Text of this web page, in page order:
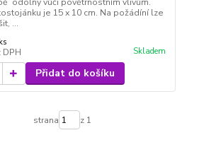
odolný vůči povětrnostním vlivům.
je 15 x 10 cm. Na požádíní lze
...
DPH Skladem
Přidat do košíku
strana z 1